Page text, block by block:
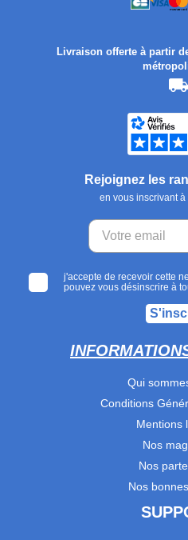
Livraison offerte à partir
Rejoignez les
en vous inscrivant
j'accepte de recevoir cette
pouvez vous désinscrire à
Qui
Conditions
Mentions
Nos
Nos
Nos